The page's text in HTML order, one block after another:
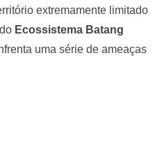
extremamente limitado
Ecossistema Batang
uma série de ameaças